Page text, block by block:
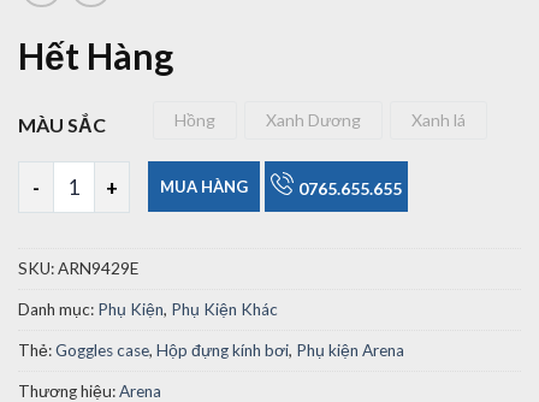
Hết Hàng
MÀU SẮC Hồng
Hồng Xanh DươngXanh DươngXanh lá
Xanh lá
Hộp Đựng Kính Bơi Arena ARN9429E số lượng
MUA HÀNG 0765.655.655
SKU:ARN9429E
Danh mục: Phụ Kiện, Phụ Kiện Khác
Thẻ:Goggles case, Hộp đựng kính bơi, Phụ kiện Arena
Thương hiệu:Arena